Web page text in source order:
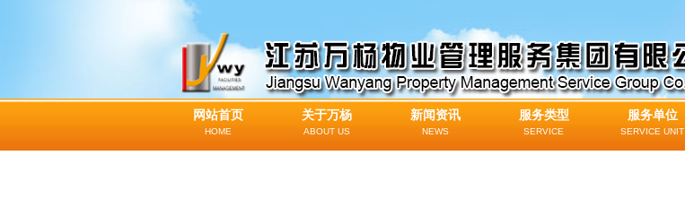
网站首页
HOME
关于万杨
ABOUT US
新闻资讯
NEWS
服务类型
SERVICE
服务单位
SERVICE UNIT